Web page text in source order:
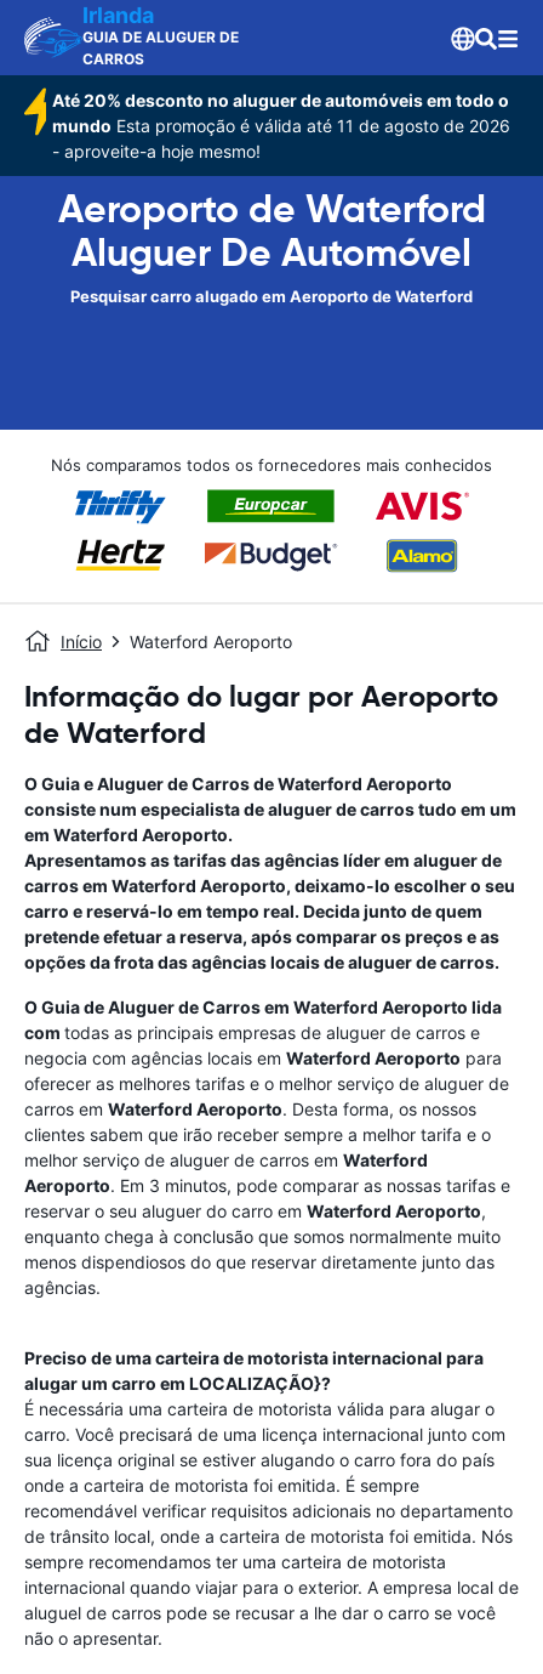
Irlanda
GUIA DE ALUGUER DE
CARROS
Até 20% desconto no aluguer de automóveis em todo o
mundo Esta promoção é válida até 11 de agosto de 2026
- aproveite-a hoje mesmo!
Aeroporto de Waterford
Aluguer De Automóvel
Pesquisar carro alugado em Aeroporto de Waterford
Nós comparamos todos os fornecedores mais conhecidos
Início Waterford Aeroporto
Informação do lugar por Aeroporto
de Waterford
O Guia e Aluguer de Carros deWaterford Aeroporto
consiste num especialista de aluguer de carros tudo em um
em Waterford Aeroporto.
Apresentamos as tarifas das agências líder em aluguer de
carros em Waterford Aeroporto, deixamo-lo escolher o seu
carro e reservá-lo em tempo real. Decida junto de quem
pretende efetuar a reserva, após comparar os preços e as
opções da frota das agências locais de aluguer de carros.
O Guia de Aluguer de Carros em Waterford Aeroporto lida
com todas as principais empresas de aluguer de carros e
negocia com agências locais em Waterford Aeroporto para
oferecer as melhores tarifas e o melhor serviço de aluguer de
carros em Waterford Aeroporto. Desta forma, os nossos
clientes sabem que irão receber sempre a melhor tarifa e o
melhor serviço de aluguer de carros em Waterford
Aeroporto. Em 3 minutos, pode comparar as nossas tarifas e
reservar o seu aluguer do carro em Waterford Aeroporto,
enquanto chega à conclusão que somos normalmente muito
menos dispendiosos do que reservar diretamente junto das
agências.
Preciso de uma carteira de motorista internacional para
alugar um carro em LOCALIZAÇÃO}?
É necessária uma carteira de motorista válida para alugar o
carro. Você precisará de uma licença internacional junto com
sua licença original se estiver alugando o carro fora do país
onde a carteira de motorista foi emitida. É sempre
recomendável verificar requisitos adicionais no departamento
de trânsito local, onde a carteira de motorista foi emitida. Nós
sempre recomendamos ter uma carteira de motorista
internacional quando viajar para o exterior. A empresa local de
aluguel de carros pode se recusar a lhe dar o carro se você
não o apresentar.